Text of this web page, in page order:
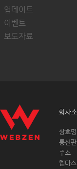
업데이트
이벤트
보도자료
회사
상호
통신
주소 :
웹마